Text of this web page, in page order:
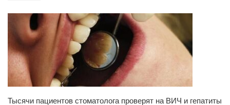
Тысячи пациентов стоматолога проверят на ВИЧ и гепатиты